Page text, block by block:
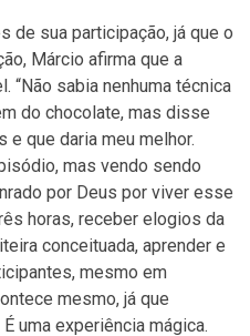
de sua participação, já que o
Márcio afirma que a
“Não sabia nenhuma técnica
do chocolate, mas disse
e que daria meu melhor.
mas vendo sendo
por Deus por viver esse
horas, receber elogios da
conceituada, aprender e
mesmo em
mesmo, já que
uma experiência mágica.